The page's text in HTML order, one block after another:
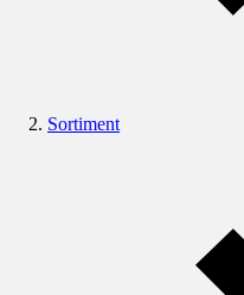
Sortiment